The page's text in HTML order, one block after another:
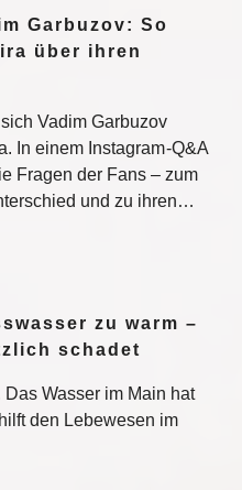
Garbuzov: So
über ihren
Vadim Garbuzov
In einem Instagram-Q&A
Fragen der Fans – zum
und zu ihren…
zu warm –
schadet
Wasser im Main hat
den Lebewesen im